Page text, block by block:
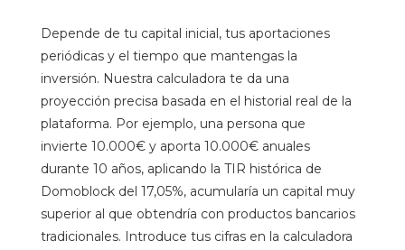
Depende de tu capital inicial, tus aportaciones
periódicas y el tiempo que mantengas la
inversión. Nuestra calculadora te da una
proyección precisa basada en el historial real de la
plataforma. Por ejemplo, una persona que
invierte 10.000€ y aporta 10.000€ anuales
durante 10 años, aplicando la TIR histórica de
Domoblock del 17,05%, acumularía un capital muy
superior al que obtendría con productos bancarios
tradicionales. Introduce tus cifras en la calculadora